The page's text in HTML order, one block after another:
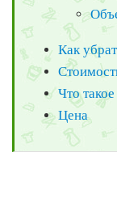
Как
Что
Цена